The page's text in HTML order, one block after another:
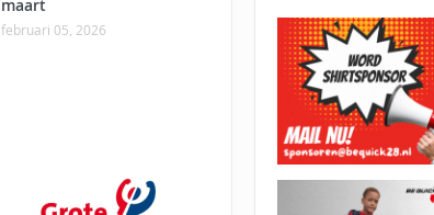
maart
februari 05, 2026